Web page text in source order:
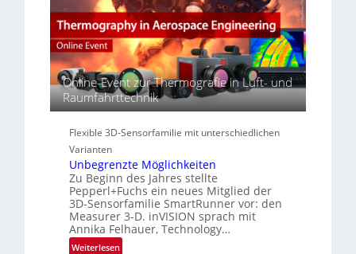
s
S
e
r
i
e
s
B
-
R
u
n
d
e
E
-
R
e
g
i
o
r
s
p
e
c
t
r
a
l
N
e
w
s
‘
Online-Event zur Thermografie in Luft- und
Raumfahrttechnik
Flexible 3D-Sensorfamilie mit unterschiedlichen
Varianten
Unbegrenzte Möglichkeiten
Zu Beginn des Jahres stellte
Pepperl+Fuchs ein neues Mitglied der
3D-Sensorfamilie SmartRunner vor: den
Measurer 3-D. inVISION sprach mit
Annika Felhauer, Technology…
Weiterlesen: